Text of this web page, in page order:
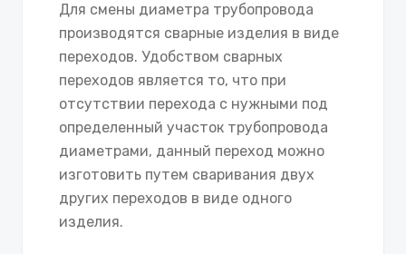
Для смены диаметра трубопровода
производятся сварные изделия в виде
переходов. Удобством сварных
переходов является то, что при
отсутствии перехода с нужными под
определенный участок трубопровода
диаметрами, данный переход можно
изготовить путем сваривания двух
других переходов в виде одного
изделия.